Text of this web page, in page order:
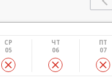
СР
05
ЧТ
06
ПТ
07